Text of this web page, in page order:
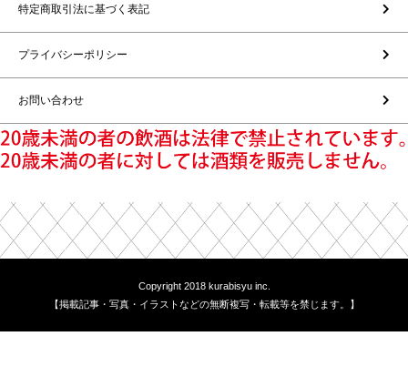
特定商取引法に基づく表記
プライバシーポリシー
お問い合わせ
Copyright 2018 kurabisyu inc.
【掲載記事・写真・イラストなどの無断複写・転載等を禁じます。】